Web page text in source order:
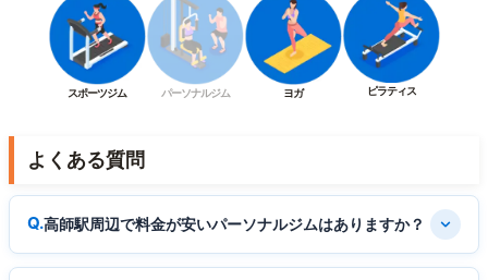
スポーツジム パーソナルジム ヨガ ピラティス
よくある質問
高師駅周辺で料金が安いパーソナルジムはありますか？